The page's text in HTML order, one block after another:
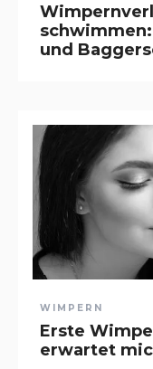
schwimmen:
und
WIMPERN
Erste
erwartet